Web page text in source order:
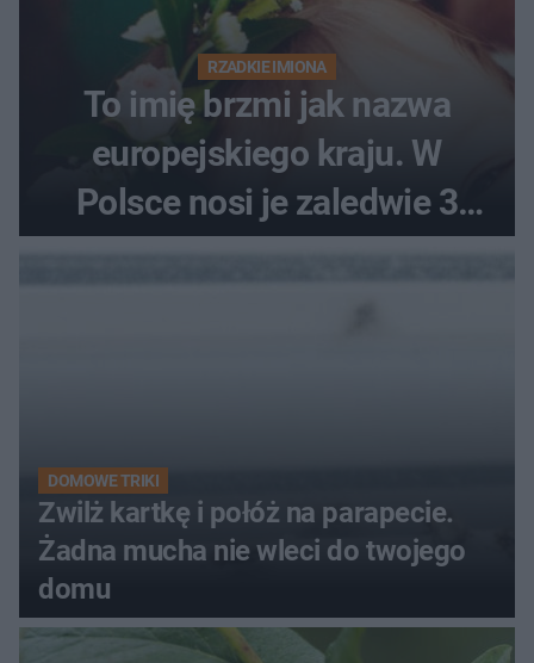
RZADKIE IMIONA
To imię brzmi jak nazwa
europejskiego kraju. W
Polsce nosi je zaledwie 3
DOMOWE TRIKI
Zwilż kartkę i połóż na parapecie.
Żadna mucha nie wleci do twojego
domu